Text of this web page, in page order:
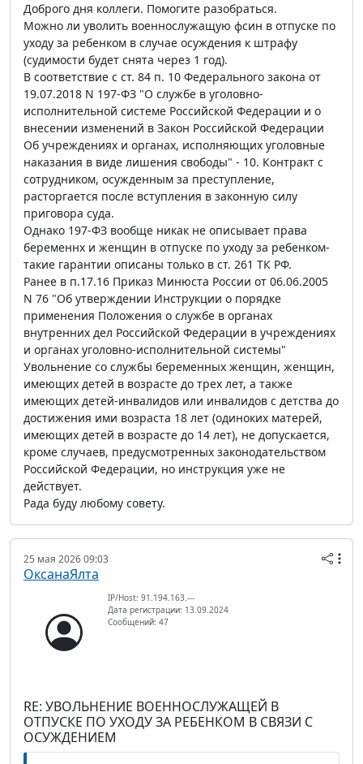
Доброго дня коллеги. Помогите разобраться.
Можно ли уволить военнослужащую фсин в отпуске по
уходу за ребенком в случае осуждения к штрафу
(судимости будет снята через 1 год).
В соответствие с ст. 84 п. 10 Федерального закона от
19.07.2018 N 197-ФЗ "О службе в уголовно-
исполнительной системе Российской Федерации и о
внесении изменений в Закон Российской Федерации
Об учреждениях и органах, исполняющих уголовные
наказания в виде лишения свободы" - 10. Контракт с
сотрудником, осужденным за преступление,
расторгается после вступления в законную силу
приговора суда.
Однако 197-ФЗ вообще никак не описывает права
беременнх и женщин в отпуске по уходу за ребенком-
такие гарантии описаны только в ст. 261 ТК РФ.
Ранее в п.17.16 Приказ Минюста России от 06.06.2005
N 76 "Об утверждении Инструкции о порядке
применения Положения о службе в органах
внутренних дел Российской Федерации в учреждениях
и органах уголовно-исполнительной системы"
Увольнение со службы беременных женщин, женщин,
имеющих детей в возрасте до трех лет, а также
имеющих детей-инвалидов или инвалидов с детства до
достижения ими возраста 18 лет (одиноких матерей,
имеющих детей в возрасте до 14 лет), не допускается,
кроме случаев, предусмотренных законодательством
Российской Федерации, но инструкция уже не
действует.
Рада буду любому совету.
25 мая 2026 09:03
ОксанаЯлта
IP/Host: 91.194.163.---
Дата регистрации: 13.09.2024
Сообщений: 47
RE: УВОЛЬНЕНИЕ ВОЕННОСЛУЖАЩЕЙ В
ОТПУСКЕ ПО УХОДУ ЗА РЕБЕНКОМ В СВЯЗИ С
ОСУЖДЕНИЕМ